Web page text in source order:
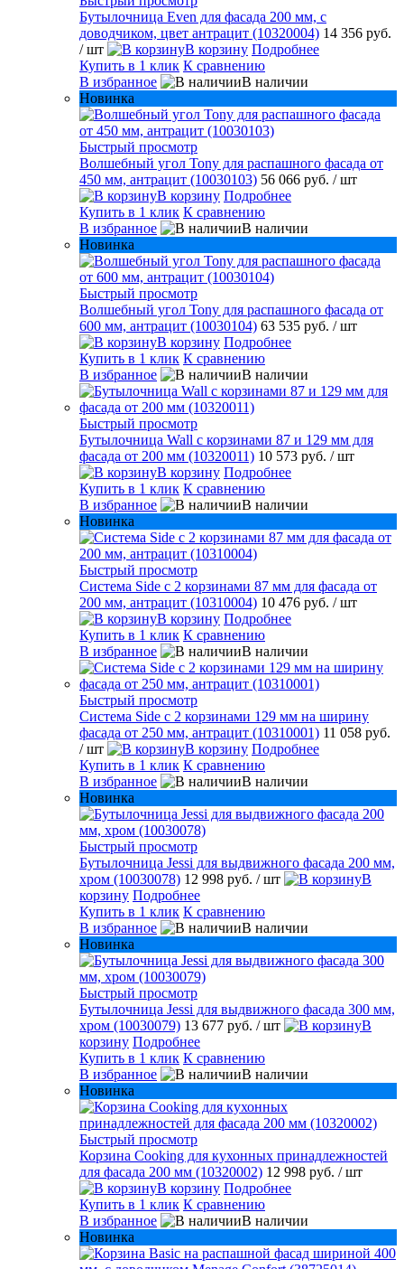
Бутылочница Even для фасада 200 мм, с
доводчиком, цвет антрацит (10320004) 14 356 руб.
/ шт
В корзину Подробнее
Купить в 1 клик К сравнению
В избранное
В наличии
Новинка
Быстрый просмотр
Волшебный угол Tony для распашного фасада от
450 мм, антрацит (10030103) 56 066 руб. / шт
В корзину Подробнее
Купить в 1 клик К сравнению
В избранное
В наличии
Новинка
Быстрый просмотр
Волшебный угол Tony для распашного фасада от
600 мм, антрацит (10030104) 63 535 руб. / шт
В корзину Подробнее
Купить в 1 клик К сравнению
В избранное
В наличии
Быстрый просмотр
Бутылочница Wall с корзинами 87 и 129 мм для
фасада от 200 мм (10320011) 10 573 руб. / шт
В корзину Подробнее
Купить в 1 клик К сравнению
В избранное
В наличии
Новинка
Быстрый просмотр
Система Side с 2 корзинами 87 мм для фасада от
200 мм, антрацит (10310004) 10 476 руб. / шт
В корзину Подробнее
Купить в 1 клик К сравнению
В избранное
В наличии
Быстрый просмотр
Система Side c 2 корзинами 129 мм на ширину
фасада от 250 мм, антрацит (10310001) 11 058 руб.
/ шт
В корзину Подробнее
Купить в 1 клик К сравнению
В избранное
В наличии
Новинка
Быстрый просмотр
Бутылочница Jessi для выдвижного фасада 200 мм,
хром (10030078) 12 998 руб. / шт
В
корзину Подробнее
Купить в 1 клик К сравнению
В избранное
В наличии
Новинка
Быстрый просмотр
Бутылочница Jessi для выдвижного фасада 300 мм,
хром (10030079) 13 677 руб. / шт
В
корзину Подробнее
Купить в 1 клик К сравнению
В избранное
В наличии
Новинка
Быстрый просмотр
Корзина Cooking для кухонных принадлежностей
для фасада 200 мм (10320002) 12 998 руб. / шт
В корзину Подробнее
Купить в 1 клик К сравнению
В избранное
В наличии
Новинка